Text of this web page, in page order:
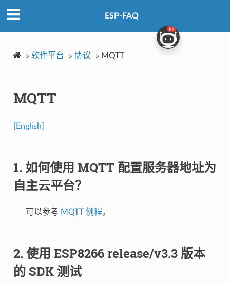
ESP-FAQ
» 软件平台 » 协议 » MQTT
MQTT
[English]
如何使用 MQTT 配置服务器地址为
自主云平台？
可以参考 MQTT 例程。
使用 ESP8266 release/v3.3 版本
的 SDK 测试